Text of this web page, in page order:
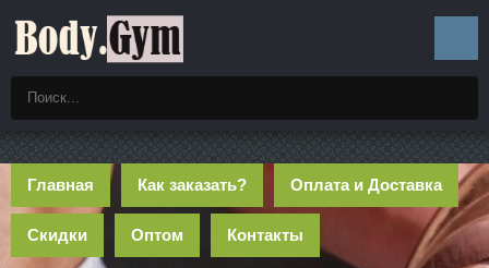
Главная Как заказать? Оплата и Доставка
Скидки Оптом Контакты